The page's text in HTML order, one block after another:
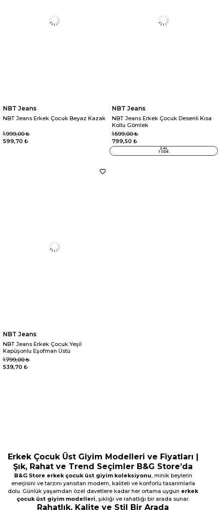
NBT Jeans
NBT Jeans Erkek Çocuk Beyaz Kazak
599,70 ₺
1.999,00 ₺
NBT Jeans
NBT Jeans Erkek Çocuk Desenli Kısa
Kollu Gömlek
799,50 ₺
1.599,00 ₺
2 AL
1 ÖDE
NBT Jeans
NBT Jeans Erkek Çocuk Yeşil
Kapüşonlu Eşofman Üstü
539,70 ₺
1.799,00 ₺
Erkek Çocuk Üst Giyim Modelleri ve Fiyatları |
Şık, Rahat ve Trend Seçimler B&G Store’da
B&G Store erkek çocuk üst giyim koleksiyonu, minik beylerin
enerjisini ve tarzını yansıtan modern, kaliteli ve konforlu tasarımlarla
dolu. Günlük yaşamdan özel davetlere kadar her ortama uygun erkek
çocuk üst giyim modelleri, şıklığı ve rahatlığı bir arada sunar.
Rahatlık, Kalite ve Stil Bir Arada